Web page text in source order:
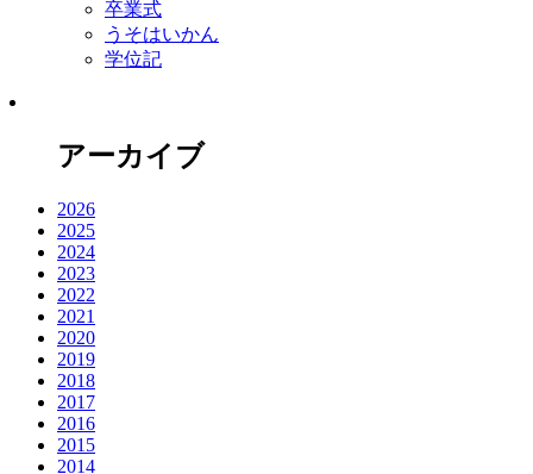
卒業式
うそはいかん
学位記
アーカイブ
2026
2025
2024
2023
2022
2021
2020
2019
2018
2017
2016
2015
2014